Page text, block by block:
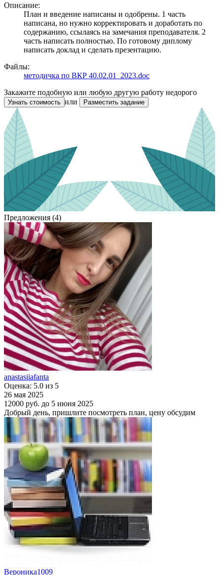
Описание:
План и введение написаны и одобрены. 1 часть
написана, но нужно корректировать и доработать по
содержанию, ссылаясь на замечания преподавателя. 2
часть написать полностью. По готовому диплому
написать доклад и сделать презентацию.
Файлы:
методичка по ВКР 40.02.01_2023.doc
Закажите подобную или любую другую работу недорого
Узнать стоимость или Разместить задание
Предложения (4)
anastasiiafanta
Оценка: 5.0 из 5
26 мая 2025
12000 руб. до 5 июня 2025
Добрый день, пришлите посмотреть план, цену обсудим
Вероника1009